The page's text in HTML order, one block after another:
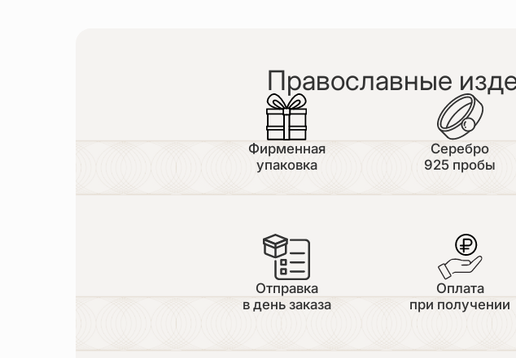
Православные
Фирменная
упаковка
Серебро
925 пробы
Отправка
в день заказа
Оплата
при получении